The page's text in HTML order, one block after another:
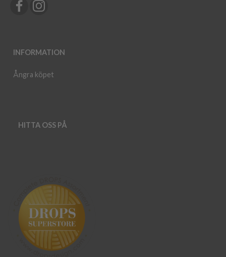
INFORMATION
Ångra köpet
HITTA OSS PÅ